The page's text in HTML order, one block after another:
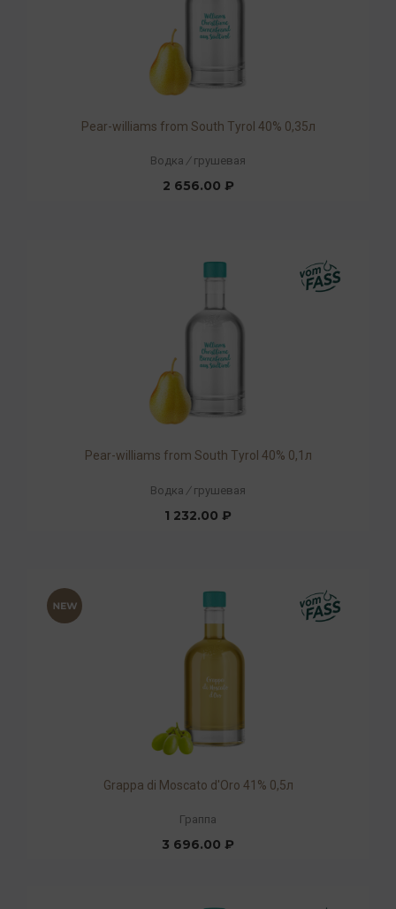
Pear-williams from South Tyrol 40% 0,35л
Водка / грушевая
2 656.00 ₽
Pear-williams from South Tyrol 40% 0,1л
Водка / грушевая
1 232.00 ₽
Grappa di Moscato d'Oro 41% 0,5л
Граппа
3 696.00 ₽